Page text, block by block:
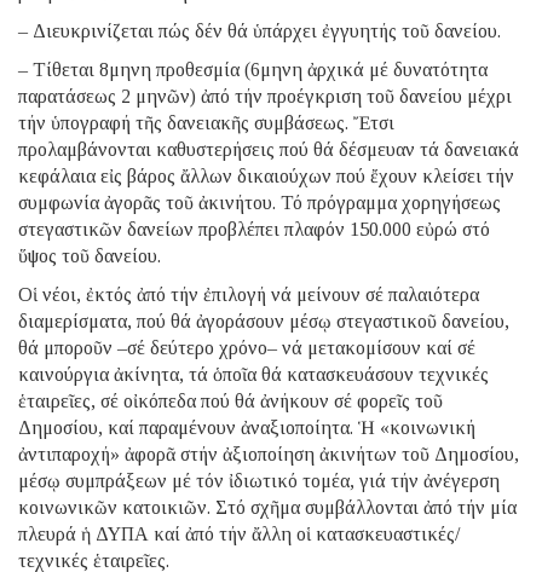
– Διευκρινίζεται πώς δέν θά ὑπάρχει ἐγγυητής τοῦ δανείου.
– Τίθεται 8μηνη προθεσμία (6μηνη ἀρχικά μέ δυνατότητα
παρατάσεως 2 μηνῶν) ἀπό τήν προέγκριση τοῦ δανείου μέχρι
τήν ὑπογραφή τῆς δανειακῆς συμβάσεως. Ἔτσι
προλαμβάνονται καθυστερήσεις πού θά δέσμευαν τά δανειακά
κεφάλαια εἰς βάρος ἄλλων δικαιούχων πού ἔχουν κλείσει τήν
συμφωνία ἀγορᾶς τοῦ ἀκινήτου. Τό πρόγραμμα χορηγήσεως
στεγαστικῶν δανείων προβλέπει πλαφόν 150.000 εὐρώ στό
ὕψος τοῦ δανείου.
Οἱ νέοι, ἐκτός ἀπό τήν ἐπιλογή νά μείνουν σέ παλαιότερα
διαμερίσματα, πού θά ἀγοράσουν μέσῳ στεγαστικοῦ δανείου,
θά μποροῦν –σέ δεύτερο χρόνο– νά μετακομίσουν καί σέ
καινούργια ἀκίνητα, τά ὁποῖα θά κατασκευάσουν τεχνικές
ἑταιρεῖες, σέ οἰκόπεδα πού θά ἀνήκουν σέ φορεῖς τοῦ
Δημοσίου, καί παραμένουν ἀναξιοποίητα. Ἡ «κοινωνική
ἀντιπαροχή» ἀφορᾶ στήν ἀξιοποίηση ἀκινήτων τοῦ Δημοσίου,
μέσῳ συμπράξεων μέ τόν ἰδιωτικό τομέα, γιά τήν ἀνέγερση
κοινωνικῶν κατοικιῶν. Στό σχῆμα συμβάλλονται ἀπό τήν μία
πλευρά ἡ ΔΥΠΑ καί ἀπό τήν ἄλλη οἱ κατασκευαστικές/
τεχνικές ἑταιρεῖες.